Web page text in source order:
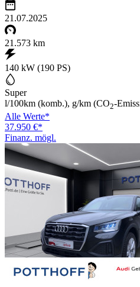
21.07.2025
21.573 km
140 kW (190 PS)
Super
l/100km (komb.), g/km (CO2-
Alle Werte*
37.950 €*
Finanz. mögl.